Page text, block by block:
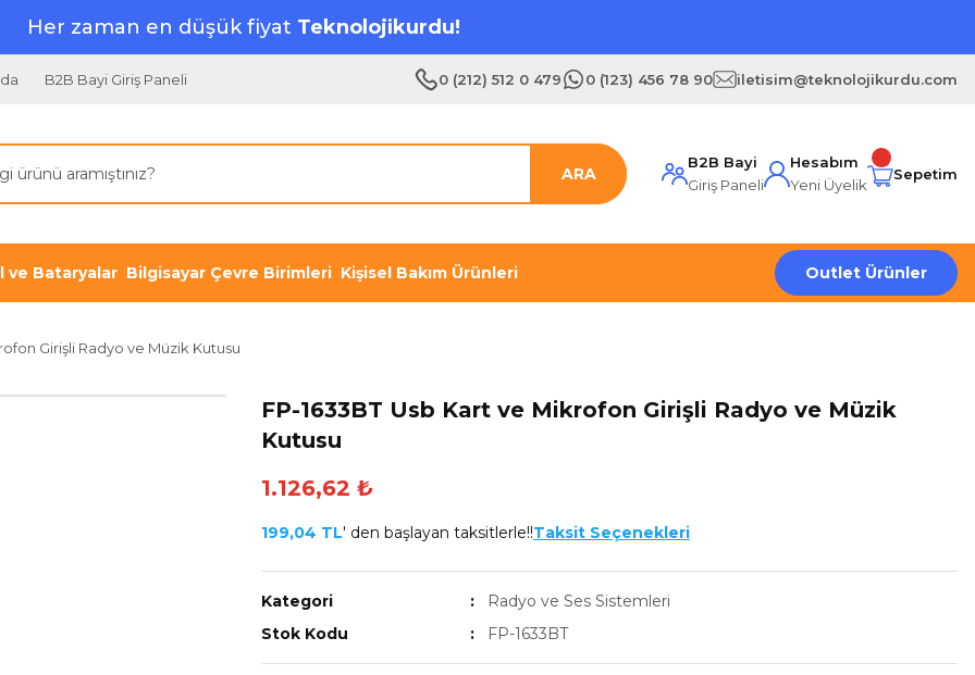
Her zaman en düşük fiyat Teknolojikurdu!
B2B Bayi Giriş Paneli 0 (212) 512 0 479 0 (123) 456 78 90 iletisim@teknolojikurdu.com
ARA
B2B Bayi
Giriş Paneli
Hesabım
Yeni Üyelik
Sepetim
ve Bataryalar Bilgisayar Çevre Birimleri Kişisel Bakım Ürünleri Outlet Ürünler
Girişli Radyo ve Müzik Kutusu
FP-1633BT Usb Kart ve Mikrofon Girişli Radyo ve Müzik
Kutusu
1.126,62 ₺
199,04 TL' den başlayan taksitlerle!!Taksit Seçenekleri
Kategori
Radyo ve Ses Sistemleri
Stok Kodu
FP-1633BT